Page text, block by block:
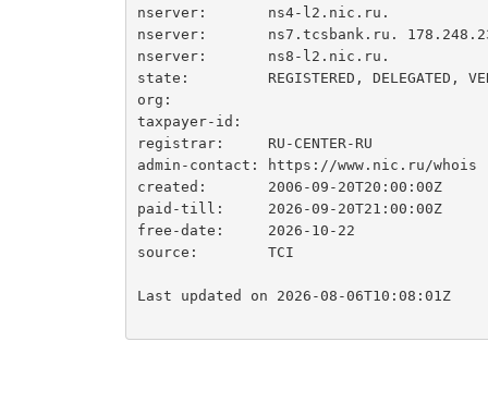
nserver:       ns4-l2.nic.ru.
nserver:       ns7.tcsbank.ru.
nserver:       ns8-l2.nic.ru.
state:         REGISTERED, DELEGATED,
org:
taxpayer-id:
registrar:     RU-CENTER-RU
admin-contact: https://www.nic.ru/whois
created:       2006-09-20T20:00:00Z
paid-till:     2026-09-20T21:00:00Z
free-date:     2026-10-22
source:        TCI
Last updated on 2026-08-06T10:08:01Z